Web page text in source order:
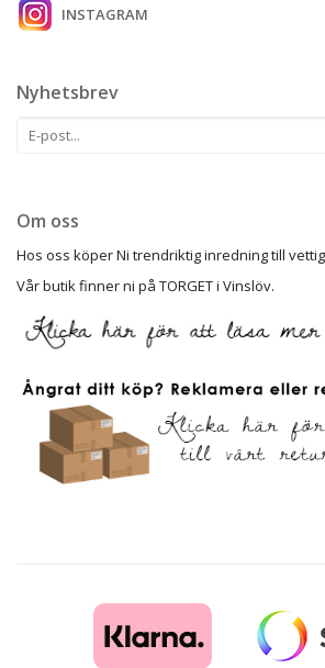
INSTAGRAM
Nyhetsbrev
Om oss
Hos oss köper Ni trendriktig inredning till
Vår butik finner ni på TORGET i Vinslöv.